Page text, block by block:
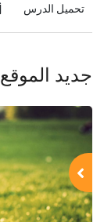
تحميل الدرس
جديد الموقع